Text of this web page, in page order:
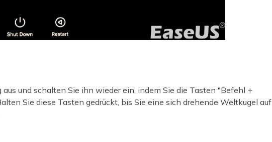
und schalten Sie ihn wieder ein, indem Sie die Tasten "Befehl +
Sie diese Tasten gedrückt, bis Sie eine sich drehende Weltkugel auf